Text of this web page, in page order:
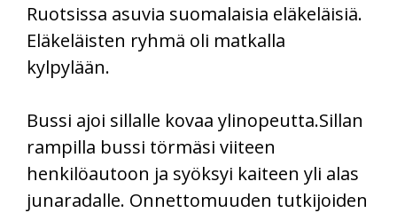
Ruotsissa asuvia suomalaisia eläkeläisiä.
Eläkeläisten ryhmä oli matkalla
kylpylään.
Bussi ajoi sillalle kovaa ylinopeutta.Sillan
rampilla bussi törmäsi viiteen
henkilöautoon ja syöksyi kaiteen yli alas
junaradalle. Onnettomuuden tutkijoiden